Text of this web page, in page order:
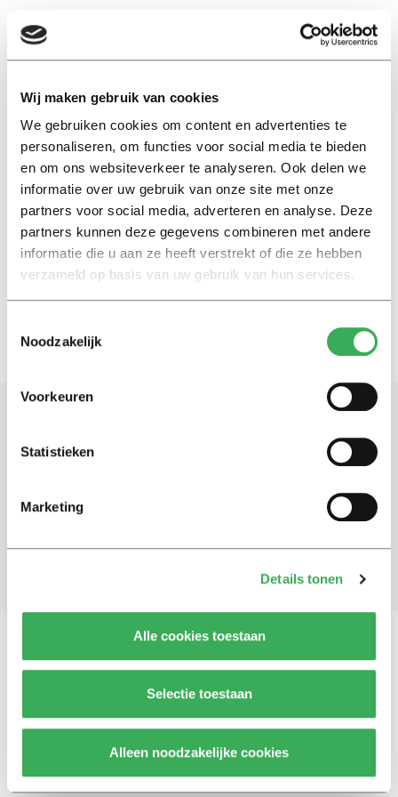
Wij maken gebruik van cookies
We gebruiken cookies om content en advertenties te
personaliseren, om functies voor social media te bieden
en om ons websiteverkeer te analyseren. Ook delen we
informatie over uw gebruik van onze site met onze
partners voor social media, adverteren en analyse. Deze
partners kunnen deze gegevens combineren met andere
informatie die u aan ze heeft verstrekt of die ze hebben
verzameld op basis van uw gebruik van hun services.
Noodzakelijk
Voorkeuren
Statistieken
Marketing
Details tonen
Alle cookies toestaan
Selectie toestaan
Alleen noodzakelijke cookies
EN
Anne Flierman
Nieuws
Zo gaat de NVAO de
kwaliteitsafspraken
controleren
11 april 2018
Blijf op de hoogte. Meld je aan voor de nieuwsbrief van
Aanmelden
Vragen, opmerkingen of tips?
© 2026 -Over ons Disclaimer Adverteren Werken bij Contact